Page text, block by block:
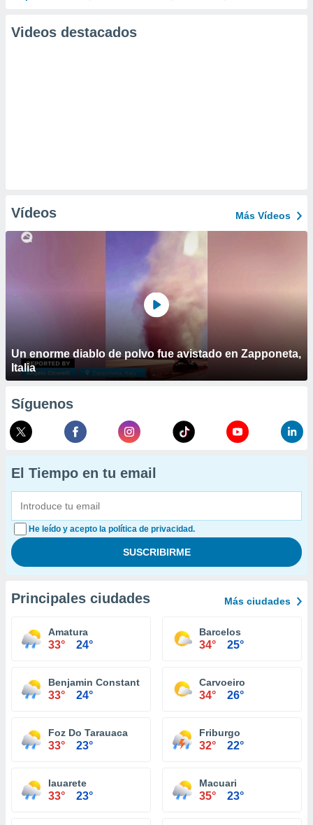
Videos destacados
Vídeos Más Vídeos
Un enorme diablo de polvo fue avistado en Zapponeta,
Italia
Síguenos
El Tiempo en tu email
He leído y acepto la política de privacidad.
Principales ciudades Más ciudades
Amatura
33° 24°
Barcelos
34° 25°
Benjamin Constant
33° 24°
Carvoeiro
34° 26°
Foz Do Tarauaca
33° 23°
Friburgo
32° 22°
Iauarete
33° 23°
Macuari
35° 23°